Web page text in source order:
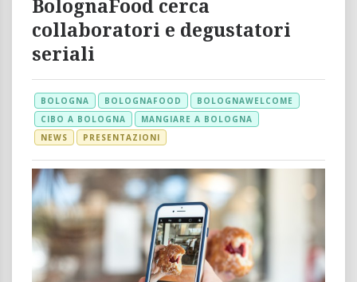
BolognaFood cerca
collaboratori e degustatori
seriali
BOLOGNA BOLOGNAFOOD
BOLOGNAWELCOME
CIBO A BOLOGNA
MANGIARE A BOLOGNA
NEWS
PRESENTAZIONI